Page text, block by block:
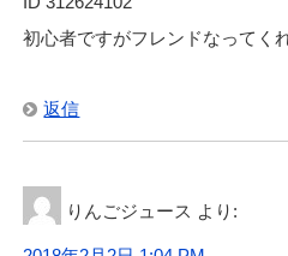
初心者ですがフレンドなってく
返信
りんごジュース より: